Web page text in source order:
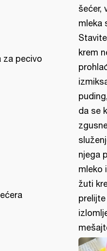
za pecivo
šećer,
mleka
krem
da se
njega
mleko
žuti